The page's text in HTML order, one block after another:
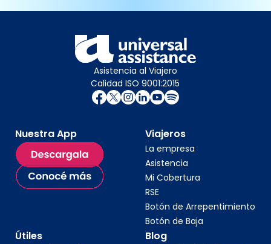
Asistencia al Viajero
Calidad ISO 9001:2015
Nuestra App Viajeros
La empresa
Asistencia
Mi Cobertura
RSE
Botón de Arrepentimiento
Botón de Baja
Útiles Blog